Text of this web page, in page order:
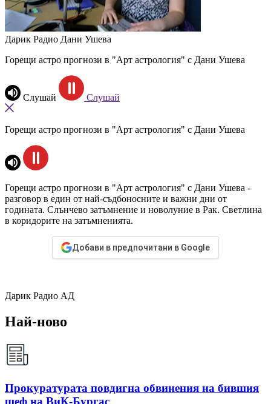
Дарик Радио Дани Ушева
Горещи астро прогнози в "Арт астрология" с Дани Ушева
Слушай Слушай
Горещи астро прогнози в "Арт астрология" с Дани Ушева
Горещи астро прогнози в "Арт астрология" с Дани Ушева -
разговор в един от най-съдбоносните и важни дни от
годината. Слънчево затъмнение и новолуние в Рак. Светлина
в коридорите на затъмненията.
Добави в предпочитани в Google
Дарик Радио АД
Най-ново
Прокуратурата повдигна обвинения на бившия
шеф на ВиК-Бургас